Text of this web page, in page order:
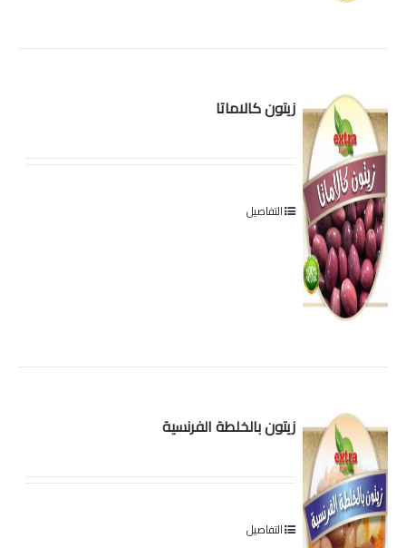
زيتون كالاماتا
التفاصيل
زيتون بالخلطة الفرنسية
التفاصيل